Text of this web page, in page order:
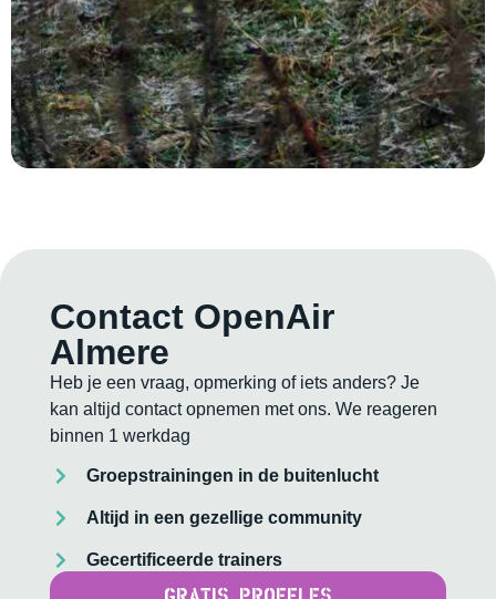
Contact OpenAir
Almere
Heb je een vraag, opmerking of iets anders? Je
kan altijd contact opnemen met ons. We reageren
binnen 1 werkdag
Groepstrainingen in de buitenlucht
Altijd in een gezellige community
Gecertificeerde trainers